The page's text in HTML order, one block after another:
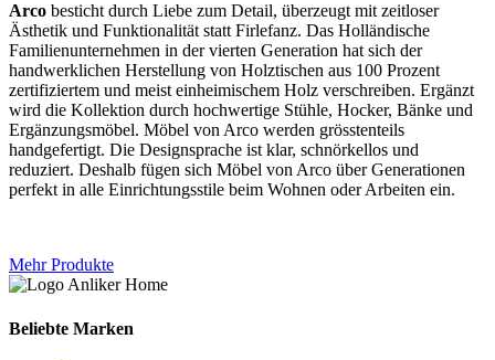
Arco besticht durch Liebe zum Detail, überzeugt mit zeitloser
Ästhetik und Funktionalität statt Firlefanz. Das Holländische
Familienunternehmen in der vierten Generation hat sich der
handwerklichen Herstellung von Holztischen aus 100 Prozent
zertifiziertem und meist einheimischem Holz verschreiben. Ergänzt
wird die Kollektion durch hochwertige Stühle, Hocker, Bänke und
Ergänzungsmöbel. Möbel von Arco werden grösstenteils
handgefertigt. Die Designsprache ist klar, schnörkellos und
reduziert. Deshalb fügen sich Möbel von Arco über Generationen
perfekt in alle Einrichtungsstile beim Wohnen oder Arbeiten ein.
Mehr Produkte
Beliebte Marken